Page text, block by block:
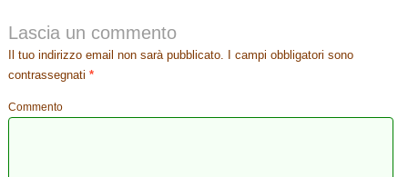
Lascia un commento
Il tuo indirizzo email non sarà pubblicato. I campi obbligatori sono
contrassegnati*
Commento